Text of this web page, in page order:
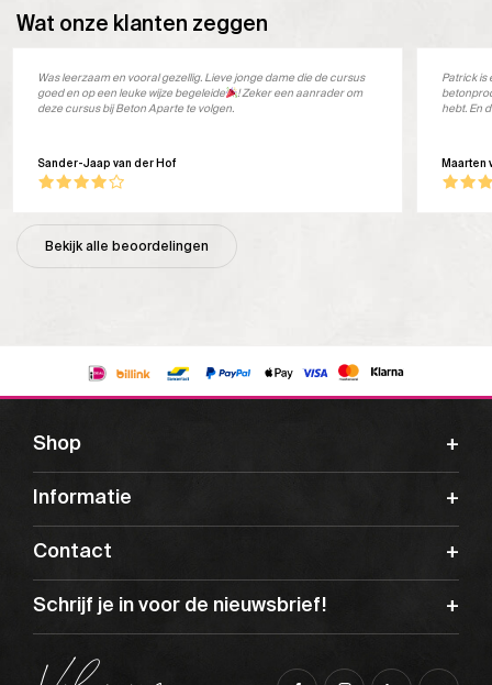
Wat onze klanten zeggen
Sander-Jaap van der Hof
Was leerzaam en vooral gezellig. Lieve jonge dame die de cursus
goed en op een leuke wijze begeleide
! Zeker een aanrader om
deze cursus bij Beton Aparte te volgen.
Maarten
Patrick is
hebt. En
Bekijk alle beoordelingen
Shop
Informatie
Contact
Schrijf je in voor de nieuwsbrief!